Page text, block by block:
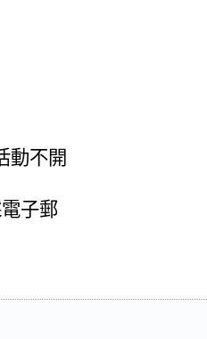
動不開
子郵